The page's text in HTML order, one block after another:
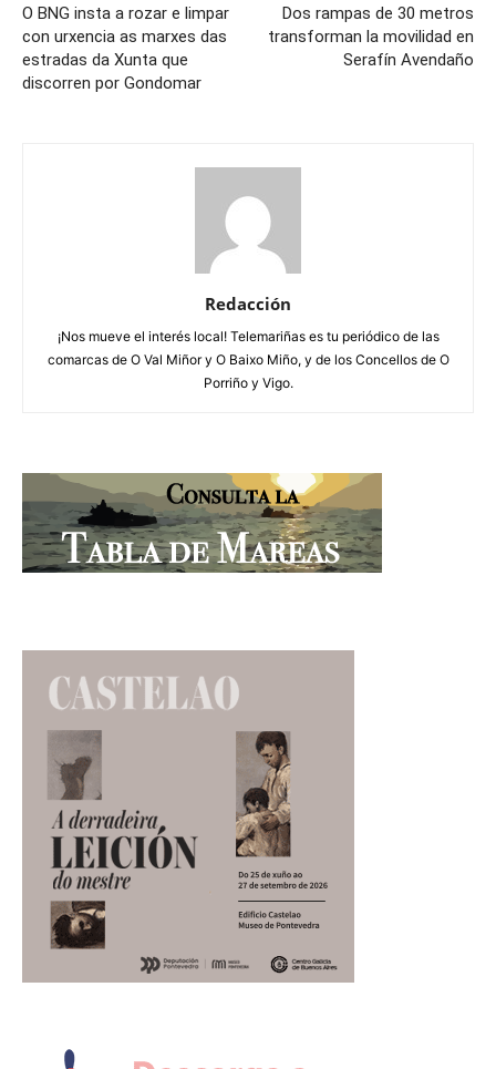
O BNG insta a rozar e limpar
con urxencia as marxes das
estradas da Xunta que
discorren por Gondomar
Dos rampas de 30 metros
transforman la movilidad en
Serafín Avendaño
Redacción
¡Nos mueve el interés local! Telemariñas es tu periódico de las
comarcas de O Val Miñor y O Baixo Miño, y de los Concellos de O
Porriño y Vigo.